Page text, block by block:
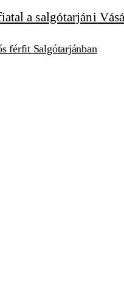
férfit Salgótarjánban